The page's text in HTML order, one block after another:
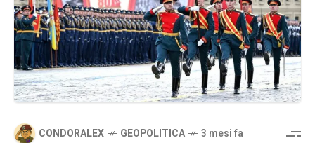
CONDORALEX GEOPOLITICA 3 mesi fa